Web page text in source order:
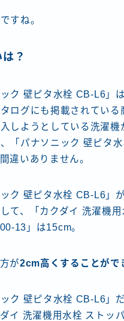
すね。
？
ック 壁ピタ水栓 CB-L6」
ログにも掲載されている
しようとしている洗濯機
「パナソニック 壁ピタ
違いありません。
ック 壁ピタ水栓 CB-L6」
て、「カクダイ 洗濯機
13」は15cm。
が2cm高くすることがで
ック 壁ピタ水栓 CB-L6」
イ 洗濯機用水栓 ストッ